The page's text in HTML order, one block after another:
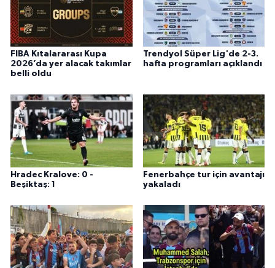
FIBA Kıtalararası Kupa
2026’da yer alacak takımlar
belli oldu
Trendyol Süper Lig'de 2-3.
hafta programları açıklandı
Hradec Kralove: 0 -
Beşiktaş: 1
Fenerbahçe tur için avantajı
yakaladı